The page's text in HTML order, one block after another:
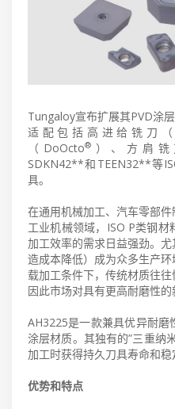
Tungaloy宣布扩展其PVD涂
适配包括高进给铣刀（
（DoOcto®）、方肩铣
SDKN42**和TEEN32**等
具。
在通用机械加工、汽车零部
工业机械领域，ISO P类钢
加工效率的需求日益强劲。
造成本降低）成为众多生产
载加工条件下，传统材质往往
因此市场对具有更高耐磨性的
AH3225是一款兼具优异耐磨
涂层材质。其独有的”三重纳
加工时获得持久刀具寿命和稳
优势和特点